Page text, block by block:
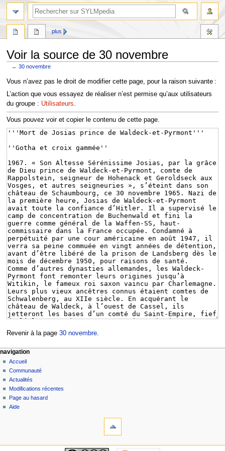
Voir la source de 30 novembre
←30 novembre
Aller
à
la
navigation
Aller
à
la
recherche
Vous n’avez pas le droit de modifier cette page, pour la raison suivante :
L’action que vous essayez de réaliser n’est permise qu’aux utilisateurs
du groupe : Utilisateurs.
Vous pouvez voir et copier le contenu de cette page.
Revenir à la page 30 novembre.
plus
navigation
Accueil
Communauté
Actualités
Modifications récentes
Page au hasard
Aide